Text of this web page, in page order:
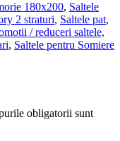
180x200, Saltele
2 straturi, Saltele pat,
/ reduceri saltele,
, Saltele pentru Somiere
obligatorii sunt